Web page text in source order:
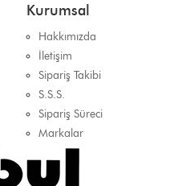
Kurumsal
Hakkımızda
İletişim
Sipariş Takibi
S.S.S.
Sipariş Süreci
Markalar